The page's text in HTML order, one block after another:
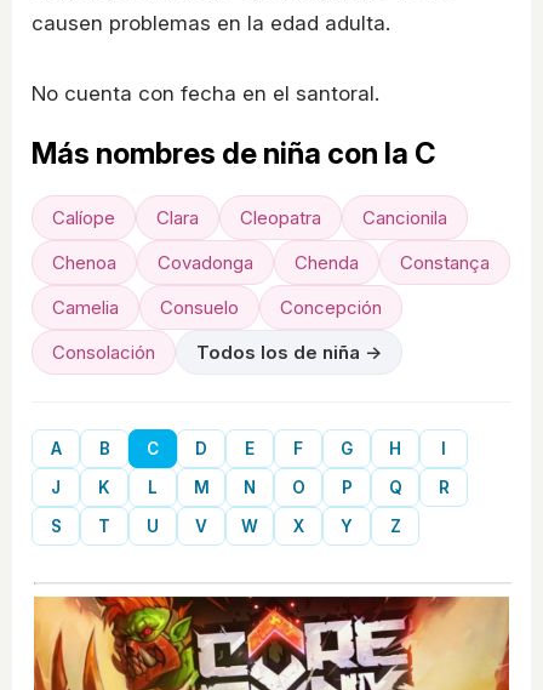
causen problemas en la edad adulta.
No cuenta con fecha en el santoral.
Más nombres de niña con la C
Calíope Clara Cleopatra
Cancionila
Chenoa
Covadonga Chenda
Constança
Camelia
Consuelo
Concepción
Consolación
Todos los de niña →
A B C D E F G H
J
K L M N O P Q
R
S
T U V W X Y Z